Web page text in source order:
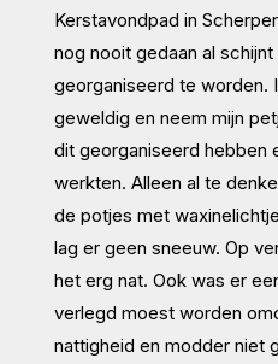
Kerstavondpad in
nog nooit gedaan al
georganiseerd te worden.
geweldig en neem mijn
dit georganiseerd hebben
werkten. Alleen al te
de potjes met
lag er geen sneeuw. Op
het erg nat. Ook was er
verlegd moest worden
nattigheid en modder niet